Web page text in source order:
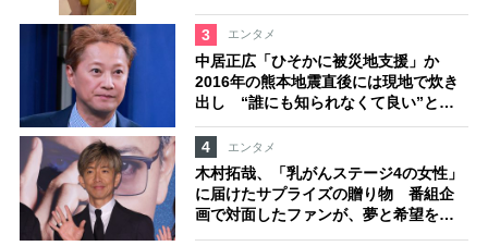
3 エンタメ
中居正広「ひそかに被災地支援」か
2016年の熊本地震直後には現地で炊き
出し “誰にも知られなくて良い”と、
むしろ強まる福祉活動への思い
4
エンタメ
木村拓哉、「乳がんステージ4の女性」
に届けたサプライズの贈り物 番組企
画で対面したファンが、夢と希望を与
える心遣いに「うれしくて号泣しまし